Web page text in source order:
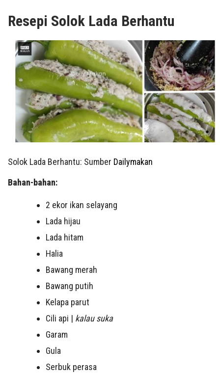
Resepi Solok Lada Berhantu
Solok Lada Berhantu: Sumber Dailymakan
Bahan-bahan:
2 ekor ikan selayang
Lada hijau
Lada hitam
Halia
Bawang merah
Bawang putih
Kelapa parut
Cili api | kalau suka
Garam
Gula
Serbuk perasa